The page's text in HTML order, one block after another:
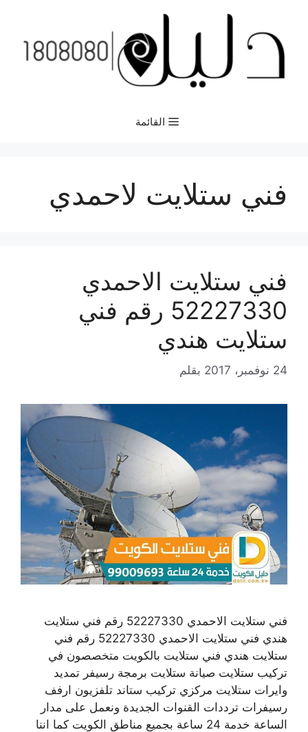
المحتوى
القائمة
فني ستلايت لاحمدي
فني ستلايت الاحمدي
52227330 رقم فني
ستلايت هندي
24 نوفمبر، 2017 بقلم
فني ستلايت الاحمدي 52227330 رقم فني ستلايت
هندي فني ستلايت الاحمدي 52227330 رقم فني
ستلايت هندي فني ستلايت بالكويت متخصصون في
تركيب ستلايت صيانة ستلايت برمجة رسيفر تمديد
وايرات ستلايت مركزي تركيب ستاند تلفزيون ارفف
رسيفرات ترددات القنوات الجديدة ونعمل على مدار
الساعة خدمة 24 ساعة بجميع مناطق الكويت كما اننا